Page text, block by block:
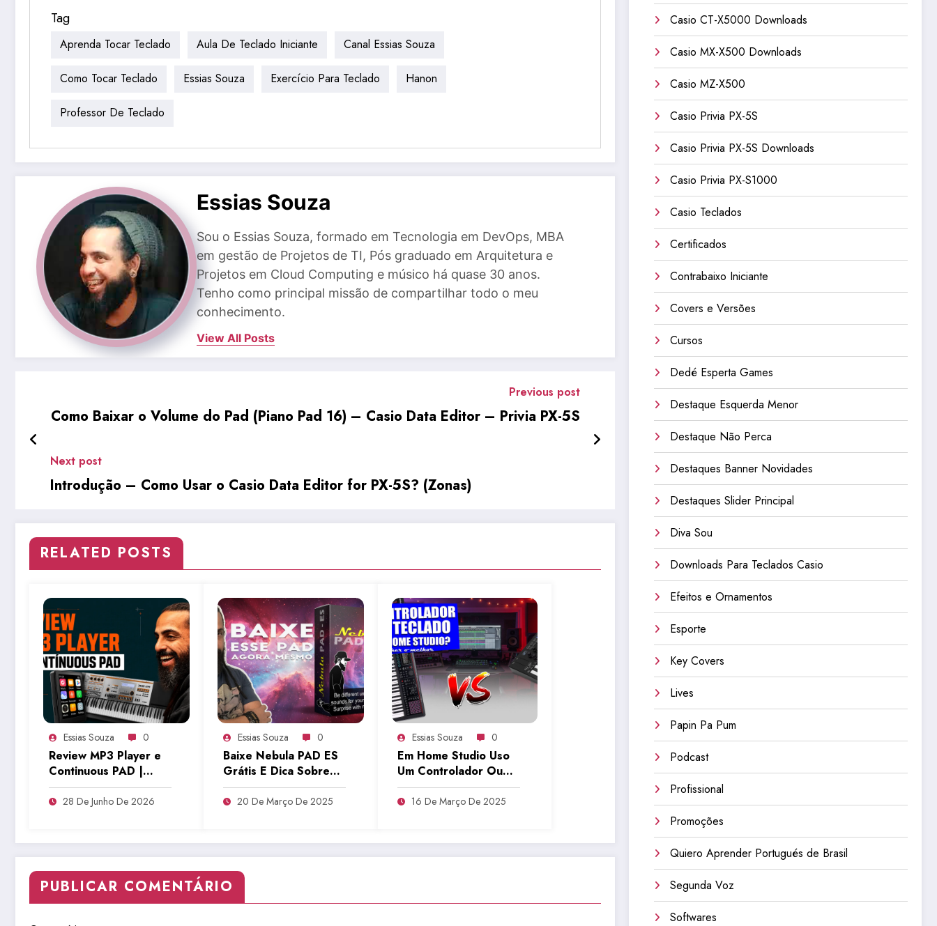
Tag
Aprenda Tocar Teclado Aula De Teclado Iniciante Canal Essias Souza
Como Tocar Teclado Essias Souza Exercício Para Teclado Hanon
Professor De Teclado
Essias Souza
Sou o Essias Souza, formado em Tecnologia em DevOps, MBA
em gestão de Projetos de TI, Pós graduado em Arquitetura e
Projetos em Cloud Computing e músico há quase 30 anos.
Tenho como principal missão de compartilhar todo o meu
conhecimento.
View All Posts
Previous post
Como Baixar o Volume do Pad (Piano Pad 16) – Casio Data Editor – Privia PX-5S
Next post
Introdução – Como Usar o Casio Data Editor for PX-5S? (Zonas)
RELATED POSTS
Essias Souza 0
Review MP3 Player e
Continuous PAD |
Tudo Sobre Teclado
Musical
28 De Junho De 2026
Essias Souza 0
Baixe Nebula PAD ES
Grátis E Dica Sobre
Setup | Tudo Sobre
Teclado Musical
20 De Março De 2025
Essias Souza 0
Em Home Studio Uso
Um Controlador Ou
Teclado Com MIDI? |
Tudo Sobre Teclado
16 De Março De 2025
PUBLICAR COMENTÁRIO
Casio CT-X5000 Downloads
Casio MX-X500 Downloads
Casio MZ-X500
Casio Privia PX-5S
Casio Privia PX-5S Downloads
Casio Privia PX-S1000
Casio Teclados
Certificados
Contrabaixo Iniciante
Covers e Versões
Cursos
Dedé Esperta Games
Destaque Esquerda Menor
Destaque Não Perca
Destaques Banner Novidades
Destaques Slider Principal
Diva Sou
Downloads Para Teclados Casio
Efeitos e Ornamentos
Esporte
Key Covers
Lives
Papin Pa Pum
Podcast
Profissional
Promoções
Quiero Aprender Portugués de Brasil
Segunda Voz
Softwares